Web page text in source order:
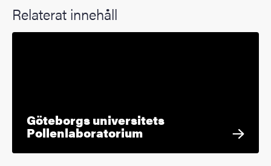
Relaterat innehåll
Göteborgs universitets
Pollenlaboratorium